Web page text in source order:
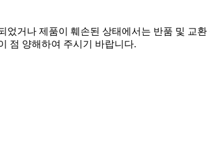
거나 제품이 훼손된 상태에서는 반품 및 교환
점 양해하여 주시기 바랍니다.